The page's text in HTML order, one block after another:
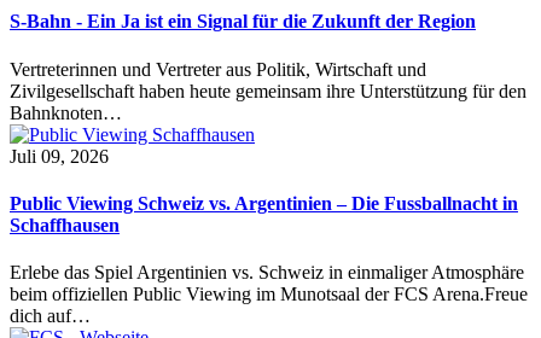
S-Bahn - Ein Ja ist ein Signal für die Zukunft der Region
Vertreterinnen und Vertreter aus Politik, Wirtschaft und
Zivilgesellschaft haben heute gemeinsam ihre Unterstützung für den
Bahnknoten…
Juli 09, 2026
Public Viewing Schweiz vs. Argentinien – Die Fussballnacht in
Schaffhausen
Erlebe das Spiel Argentinien vs. Schweiz in einmaliger Atmosphäre
beim offiziellen Public Viewing im Munotsaal der FCS Arena.Freue
dich auf…